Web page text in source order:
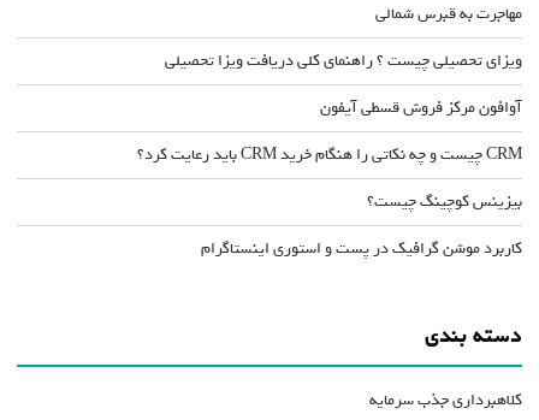
مهاجرت به قبرس شمالی
ویزای تحصیلی چیست ؟ راهنمای کلی دریافت ویزا تحصیلی
آوافون مرکز فروش قسطی آیفون
CRM چیست و چه نکاتی را هنگام خرید CRM باید رعایت کرد؟
بیزینس کوچینگ چیست؟
کاربرد موشن گرافیک در پست و استوری اینستاگرام
دسته بندی
کلاهبرداری جذب سرمایه